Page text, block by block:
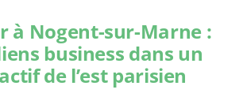
à Nogent-sur-Marne :
business dans un
de l’est parisien